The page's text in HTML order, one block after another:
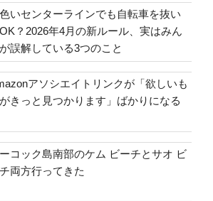
いセンターラインでも自転車を抜い
？2026年4月の新ルール、実はみん
誤解している3つのこと
アソシエイトリンクが「欲しいも
きっと見つかります」ばかりになる
コック島南部のケム ビーチとサオ ビ
両方行ってきた